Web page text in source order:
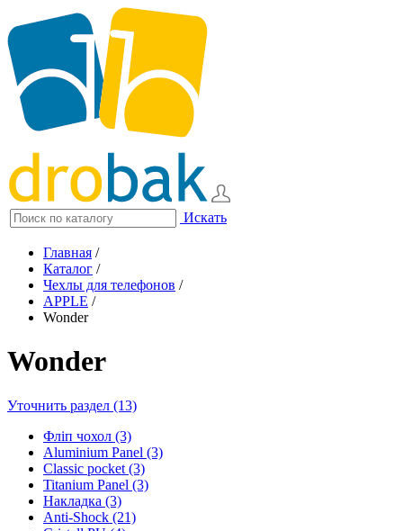
Искать
Главная /
Каталог /
Чехлы для телефонов /
APPLE /
Wonder
Wonder
Уточнить раздел (13)
Фліп чохол (3)
Aluminium Panel (3)
Classic pocket (3)
Titanium Panel (3)
Накладка (3)
Anti-Shock (21)